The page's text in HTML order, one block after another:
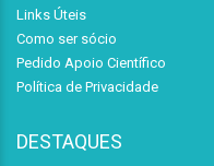
Links Úteis
Como ser sócio
Pedido Apoio Científico
Política de Privacidade
DESTAQUES